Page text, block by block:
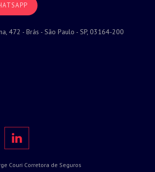
472 - Brás - São Paulo - SP, 03164-200
Couri Corretora de Seguros